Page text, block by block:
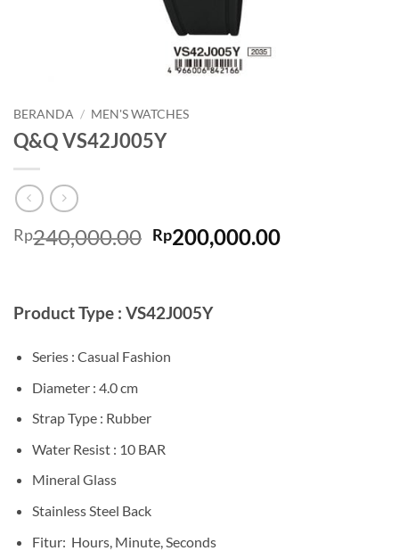
BERANDA / MEN'S WATCHES
Q&Q VS42J005Y
Rp240,000.00 Harga
aslinya
Rp240,000.00.
Rp200,000.00Harga
Product Type : VS42J005Y
Series : Casual Fashion
Diameter : 4.0 cm
Strap Type : Rubber
Water Resist : 10 BAR
Mineral Glass
Stainless Steel Back
Fitur: Hours, Minute, Seconds